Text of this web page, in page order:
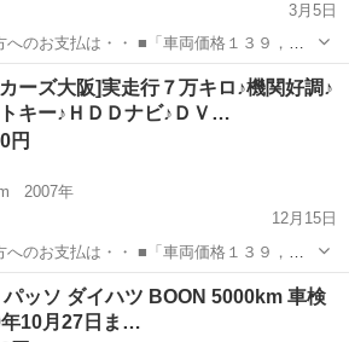
3月5日
へのお支払は・・ ■「車両価格１３９，０
■だけです！ ●程度良好の
が入庫しました！● ●実走行６万キロ！ス
金剛駅 ブーン 無料
ーズ大阪]実走行７万キロ♪機関好調♪
キー♪ＨＤＤナビ♪ＤＶ…
円
2007年
12月15日
へのお支払は・・ ■「車両価格１３９，０
■だけです！ ●程度良好の
ました！● ●実走行７万キロ！スマートキ
金剛駅 ブーン
パッソ ダイハツ BOON 5000km 車検
10月27日ま…